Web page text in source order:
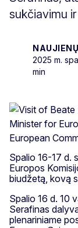
sukčiavimu
2025 m.
min
Spalio 16-17 d.
Europos
biudžetą, kovą
Spalio 16 d. 10
Serafinas
plenariniame